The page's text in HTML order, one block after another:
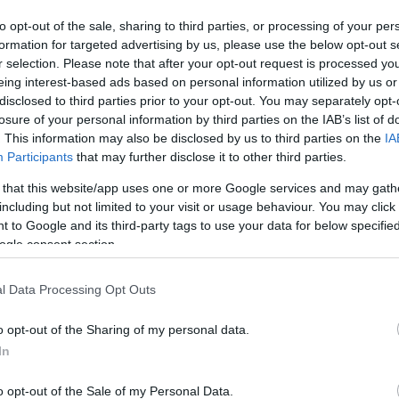
opt-out of the sale, sharing to third parties, or processing of your
for targeted advertising by us, please use the below opt-out
selection. Please note that after your opt-out request is processed
interest-based ads based on personal information utilized by us
to third parties prior to your opt-out. You may separately
of your personal information by third parties on the IAB’s list of
This information may also be disclosed by us to third parties on the
Participants that may further disclose it to other third parties.
that this website/app uses one or more Google services and may
but not limited to your visit or usage behaviour. You may
to Google and its third-party tags to use your data for below
consent section.
Data Processing Opt Outs
opt-out of the Sharing of my personal data.
opt-out of the Sale of my Personal Data.
Vármegyei Oktatókórház, miután széles
a szülészeti- és gyermekellátás.
hogy február 22-ére tüntetést szervezett
szülészeti és gyermekosztály fekvőbeteg-
erre is reagálva, Óváry Csaba főigazgató
Sándor országgyűlési képviselővel. Az ügyben
tisztázását. Választ nem kaptunk ugyan, de